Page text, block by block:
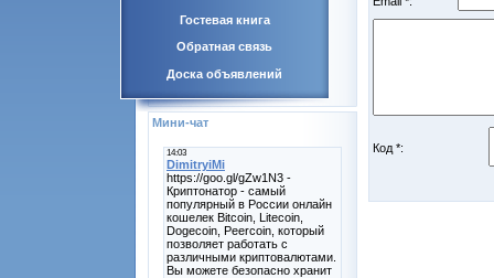
Гостевая книга
Обратная связь
Доска объявлений
Мини-чат
Код *: